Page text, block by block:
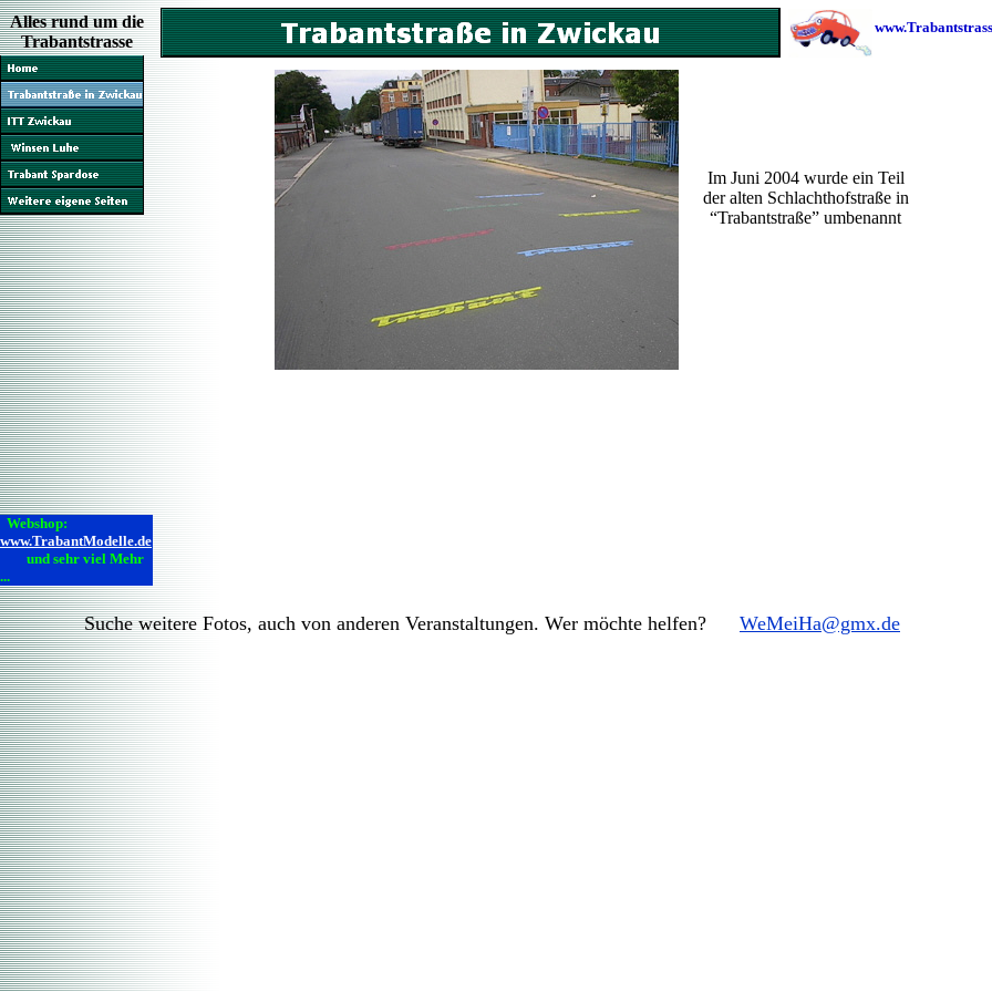
Alles rund um die
Trabantstrasse
Webshop:
www.TrabantModelle.de
und sehr viel Mehr
...
Im Juni 2004 wurde ein Teil
der alten Schlachthofstraße in
“Trabantstraße” umbenannt
Suche weitere Fotos, auch von anderen Veranstaltungen. Wer möchte helfen? WeMeiHa@gmx.de